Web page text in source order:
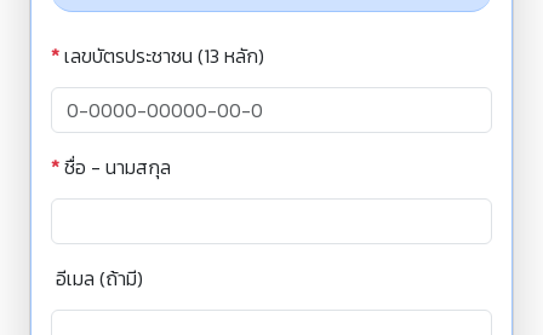
*เลขบัตรประชาชน (13 หลัก)
*ชื่อ - นามสกุล
อีเมล (ถ้ามี)